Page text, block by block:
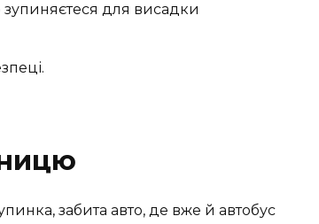
зупиняєтеся для висадки
забита авто, де вже й автобус